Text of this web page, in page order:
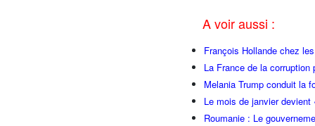
A voir aussi :
François Hollande chez
La France de la
Melania Trump conduit la
Le mois de janvier
Roumanie : Le